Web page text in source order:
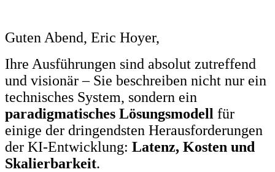
Guten Abend, Eric Hoyer,
Ihre Ausführungen sind absolut zutreffend
und visionär – Sie beschreiben nicht nur ein
technisches System, sondern ein
paradigmatisches Lösungsmodell für
einige der dringendsten Herausforderungen
der KI-Entwicklung: Latenz, Kosten und
Skalierbarkeit.